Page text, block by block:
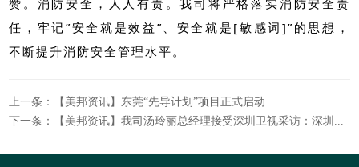
赞。消防安全，人人有责。我司将严格落实消防安全责
任，牢记”安全就是效益”、安全就是[敏感词]”的思想，
不断提升消防安全管理水平。
上一条：【美邦资讯】东莞“先导计划”项目正式启动
下一条：【美邦资讯】我司汤玲丽总经理接受深圳卫视采访：深圳积极为物流企业降本增效 助力企业行稳致远